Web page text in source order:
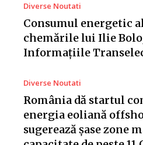
Diverse Noutati
Consumul energetic
chemările lui Ilie
Informațiile
Diverse Noutati
România dă startul
energia eoliană
sugerează șase zone